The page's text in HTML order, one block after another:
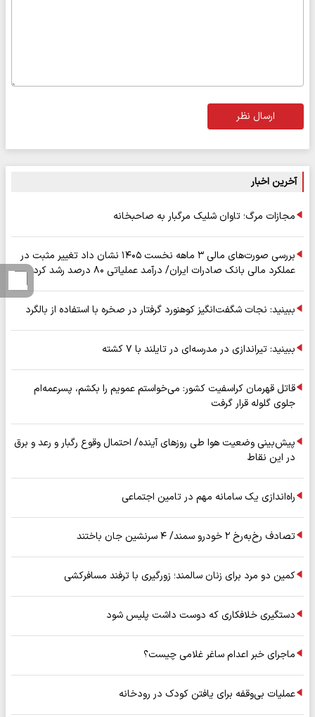
ارسال نظر
آخرین اخبار
مجازات مرگ؛ تاوان شلیک مرگبار به صاحبخانه
بررسی صورت‌های مالی ۳ ماهه نخست ۱۴۰۵ نشان داد تغییر مثبت در
عملکرد مالی بانک صادرات ایران/ درآمد عملیاتی ۸۰ درصد رشد کرد
ببینید: نجات شگفت‌انگیز کوهنورد گرفتار در صخره با استفاده از بالگرد
ببینید: تیراندازی در مدرسه‌ای در تایلند با ۷ کشته
قاتل قهرمان کراسفیت کشور: می‌خواستم عمویم را بکشم، پسرعمه‌ام
جلوی گلوله قرار گرفت
پیش‌بینی وضعیت هوا طی روزهای آینده/ احتمال وقوع رگبار و رعد و برق
در این نقاط
راه‌اندازی یک سامانه مهم در تامین اجتماعی
تصادف رخ‌به‌رخ ۲ خودرو سمند/ ۴ سرنشین جان باختند
کمین دو مرد برای زنان سالمند؛ زورگیری با ترفند مسافرکشی
دستگیری خلافکاری که دوست داشت پلیس شود
ماجرای خبر اعدام ساغر غلامی چیست؟
عملیات بی‌وقفه برای یافتن کودک در رودخانه